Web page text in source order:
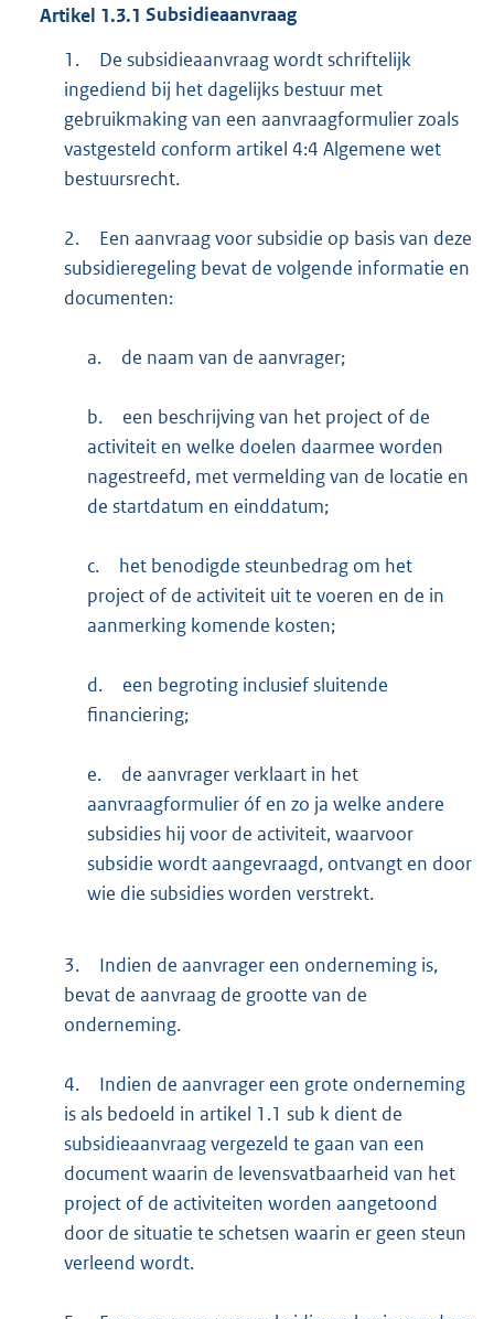
Artikel 1.3.1 Subsidieaanvraag
1.
De subsidieaanvraag wordt schriftelijk
ingediend bij het dagelijks bestuur met
gebruikmaking van een aanvraagformulier zoals
vastgesteld conform artikel 4:4 Algemene wet
bestuursrecht.
2.
Een aanvraag voor subsidie op basis van deze
subsidieregeling bevat de volgende informatie en
documenten:
a. de naam van de aanvrager;
b.
een beschrijving van het project of de
activiteit en welke doelen daarmee worden
nagestreefd, met vermelding van de locatie en
de startdatum en einddatum;
c.
het benodigde steunbedrag om het
project of de activiteit uit te voeren en de in
aanmerking komende kosten;
d.
een begroting inclusief sluitende
financiering;
e.
de aanvrager verklaart in het
aanvraagformulier óf en zo ja welke andere
subsidies hij voor de activiteit, waarvoor
subsidie wordt aangevraagd, ontvangt en door
wie die subsidies worden verstrekt.
3.
Indien de aanvrager een onderneming is,
bevat de aanvraag de grootte van de
onderneming.
4.
Indien de aanvrager een grote onderneming
is als bedoeld in artikel 1.1 sub k dient de
subsidieaanvraag vergezeld te gaan van een
document waarin de levensvatbaarheid van het
project of de activiteiten worden aangetoond
door de situatie te schetsen waarin er geen steun
verleend wordt.